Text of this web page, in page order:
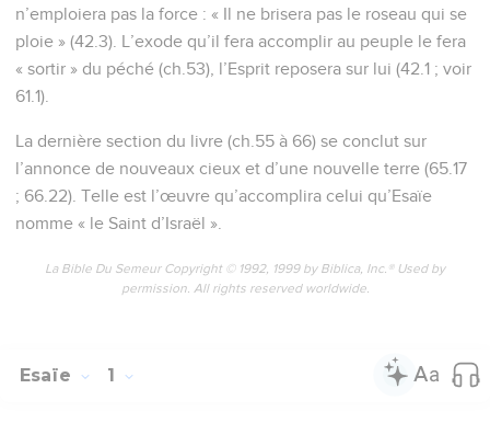
n’emploiera pas la force : « Il ne brisera pas le roseau qui se
ploie » (42.3). L’exode qu’il fera accomplir au peuple le fera
« sortir » du péché (ch.53), l’Esprit reposera sur lui (42.1 ; voir
61.1).
La dernière section du livre (ch.55 à 66) se conclut sur
l’annonce de nouveaux cieux et d’une nouvelle terre (65.17
; 66.22). Telle est l’œuvre qu’accomplira celui qu’Esaïe
nomme « le Saint d’Israël ».
La Bible Du Semeur Copyright © 1992, 1999 by Biblica, Inc.® Used by
permission. All rights reserved worldwide.
Esaïe 1